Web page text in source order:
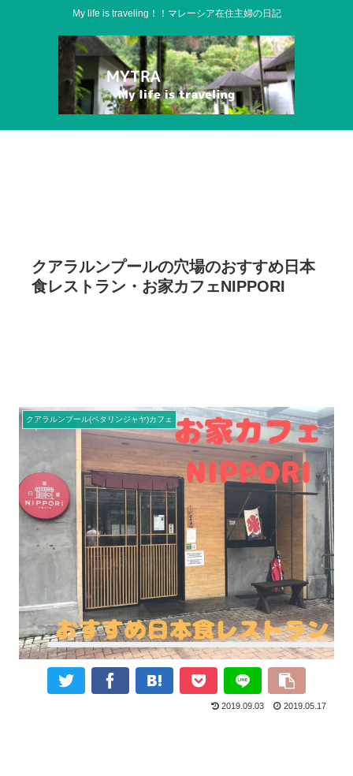
My life is traveling！！マレーシア在住主婦の日記
クアラルンプールの穴場のおすすめ日本
食レストラン・お家カフェNIPPORI
クアラルンプール(ペタリンジャヤ)カフェ
2019.09.03 2019.05.17